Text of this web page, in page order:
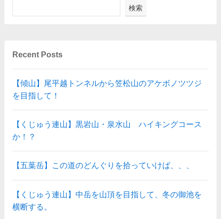
検索
Recent Posts
【傾山】尾平越トンネルから笠松山のアケボノツツジ
を目指して！
【くじゅう連山】黒岩山・泉水山 ハイキングコース
か！？
【五葉岳】この道のどんぐりを拾っていけば、、、
【くじゅう連山】中岳を山頂を目指して、冬の御池を
横断する。